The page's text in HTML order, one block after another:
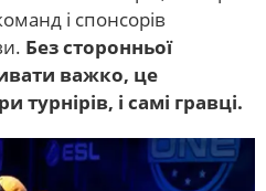
і спонсорів
Без сторонньої
важко, це
турнірів, і самі гравці.